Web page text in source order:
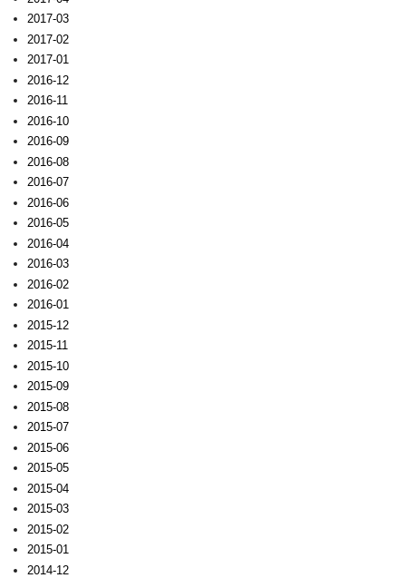
2017-03
2017-02
2017-01
2016-12
2016-11
2016-10
2016-09
2016-08
2016-07
2016-06
2016-05
2016-04
2016-03
2016-02
2016-01
2015-12
2015-11
2015-10
2015-09
2015-08
2015-07
2015-06
2015-05
2015-04
2015-03
2015-02
2015-01
2014-12